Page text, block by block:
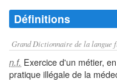
Définitions
Grand Dictionnaire de la langue
n.f. Exercice d'un métier,
pratique illégale de la